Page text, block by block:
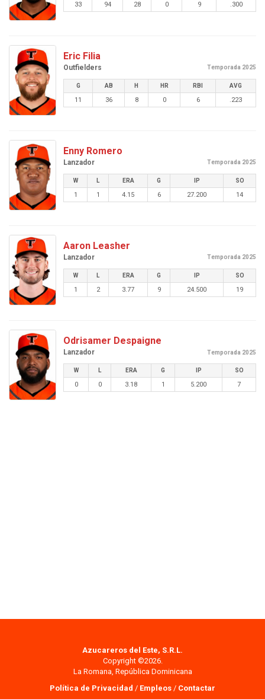
33 94 28 0 9 .300
Eric Filia
Outfielders Temporada 2025
G AB H HR RBI AVG
11 36 8 0 6 .223
Enny Romero
Lanzador Temporada 2025
W L ERA G IP SO
1 1 4.15 6 27.200 14
Aaron Leasher
Lanzador Temporada 2025
W L ERA G IP SO
1 2 3.77 9 24.500 19
Odrisamer Despaigne
Lanzador Temporada 2025
W L ERA G IP SO
0 0 3.18 1 5.200 7
Azucareros del Este, S.R.L.
Copyright ©2026.
La Romana, República Dominicana
Política de Privacidad / Empleos / Contactar